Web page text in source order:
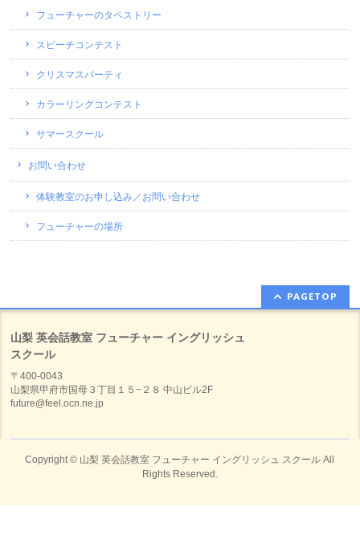
フューチャーのタペストリー
スピーチコンテスト
クリスマスパーティ
カラーリングコンテスト
サマースクール
お問い合わせ
体験教室のお申し込み／お問い合わせ
フューチャーの場所
PAGETOP
山梨 英会話教室 フューチャー イングリッシュ
スクール
〒400-0043
山梨県甲府市国母３丁目１５−２８ 中山ビル2F
future@feel.ocn.ne.jp
Copyright © 山梨 英会話教室 フューチャー イングリッシュ スクール All
Rights Reserved.